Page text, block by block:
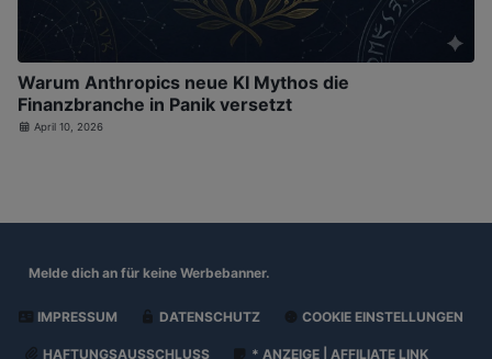
Warum Anthropics neue KI Mythos die
Finanzbranche in Panik versetzt
April 10, 2026
Melde dich an für keine Werbebanner.
IMPRESSUM DATENSCHUTZ COOKIE EINSTELLUNGEN
HAFTUNGSAUSSCHLUSS * ANZEIGE | AFFILIATE LINK